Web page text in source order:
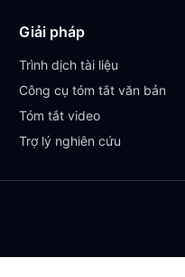
Giải pháp
Trình dịch tài liệu
Công cụ tóm tắt văn bản
Tóm tắt video
Trợ lý nghiên cứu